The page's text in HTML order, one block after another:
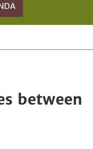
between